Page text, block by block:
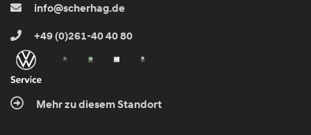
info@scherhag.de
+49 (0)261-40 40 80
Mehr zu diesem Standort